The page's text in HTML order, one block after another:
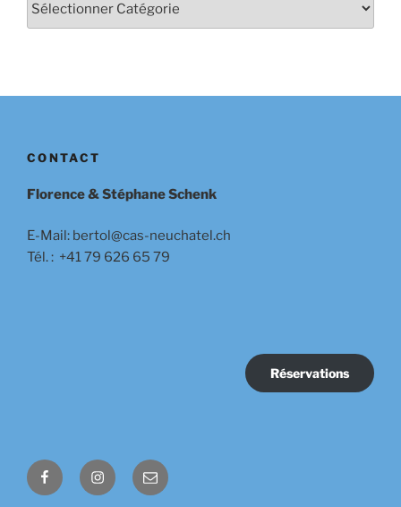
CONTACT
Florence & Stéphane Schenk
E-Mail: bertol@cas-neuchatel.ch
Tél. : +41 79 626 65 79
Réservations